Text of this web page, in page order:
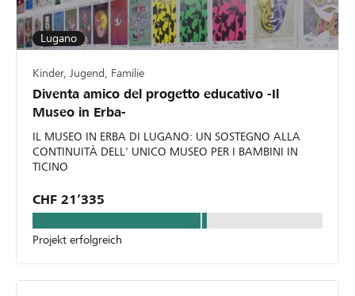
Lugano
Kinder, Jugend, Familie
Diventa amico del progetto educativo -Il
Museo in Erba-
IL MUSEO IN ERBA DI LUGANO: UN SOSTEGNO ALLA
CONTINUITÀ DELL' UNICO MUSEO PER I BAMBINI IN
TICINO
CHF 21’335
Projekt erfolgreich